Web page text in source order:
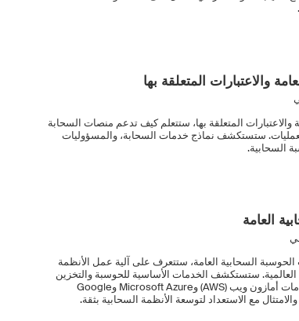
والاعتبارات المتعلقة بها
المتعلقة بها، ستتعلم كيف تدعم منصات السحابة
العمليات. ستستكشف نماذج خدمات السحابة، والمسؤوليات
السحابية.
العامة
السحابية العامة، ستتعرف على آلية عمل الأنظمة
العالمية. ستستكشف الخدمات الأساسية للحوسبة والتخزين
والشبكات والأمان لدى مزودي خدمات السحابة مثل خدمات أمازون ويب (AWS) وMicrosoft Azure وGoogle